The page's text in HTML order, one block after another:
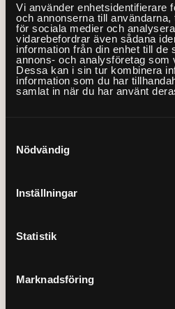
Vi använder enhetsidentifierare
och annonserna till
för sociala medier och
vidarebefordrar även sådana
information från din enhet till de
annons- och analysföretag som
Dessa kan i sin tur kombinera
information som du har
samlat in när du har använt
Nödvändig
Inställningar
Statistik
Marknadsföring
system. Mesh-system finns
både inomhus men även för
täcka yta, läs mer i ett av våra
nya wifi-tekniken ger täckning
system inte räcka som wifi
en fast accesspunkt. En fast
accesspunkter, men två
Accesspunkt med icke fasta
Utöver dessa två utförande finns
ethernet kabel mellan